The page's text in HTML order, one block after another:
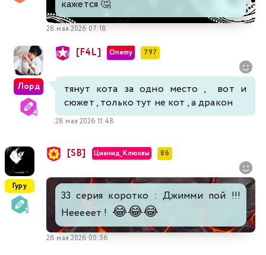
кажется 🤔
28 мая 2026 07:18
Лорд
[F4L] Onemy 797
тянут кота за одно место , вот и
сюжет , только тут не кот , а дракон
28 мая 2026 11:48
Гуру
[SB] Цианид_Клюквы 86
33 серия коротко : Джимми пой !!!
Нееееет ! 😂😂😂
28 мая 2026 00:56